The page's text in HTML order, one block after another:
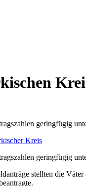
geringfügig
geringfügig
stellten die Väter